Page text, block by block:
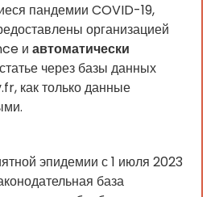
пандемии COVID-19,
организацией
и автоматически
через базы данных
как только данные
эпидемии с 1 июля 2023
база